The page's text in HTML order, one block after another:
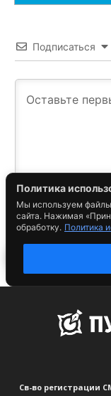
Св-во регистрации